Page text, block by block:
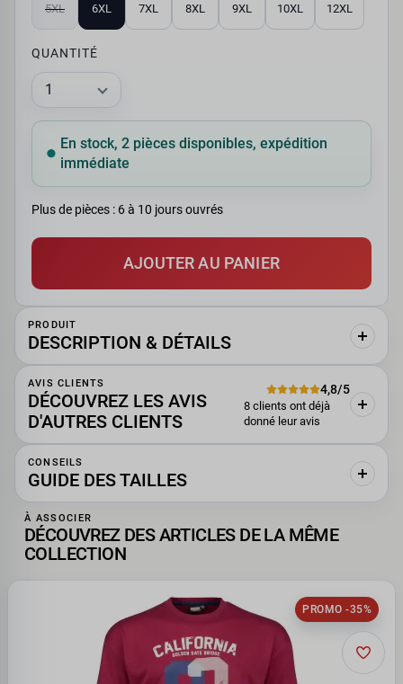
5XL 6XL 7XL 8XL 9XL 10XL 12XL
QUANTITÉ
En stock, 2 pièces disponibles, expédition
immédiate
Plus de pièces : 6 à 10 jours ouvrés
AJOUTER AU PANIER
PRODUIT
DESCRIPTION & DÉTAILS
AVIS CLIENTS
DÉCOUVREZ LES AVIS
D'AUTRES CLIENTS
4,8/5
8 clients ont déjà
donné leur avis
CONSEILS
GUIDE DES TAILLES
À ASSOCIER
DÉCOUVREZ DES ARTICLES DE LA MÊME
COLLECTION
PROMO -35%